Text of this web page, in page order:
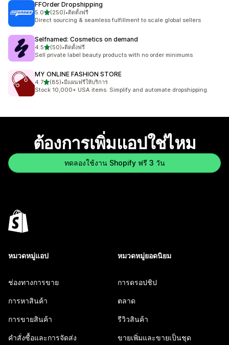
FFOrder Dropshipping
5.0เต็ม 5 ดาว
(250)
ทั้งหมด 250 รีวิว
•ติดตั้งฟรี
Direct sourcing & seamless fulfillment to scale global sellers
Selfnamed: Cosmetics on demand
4.5เต็ม 5 ดาว
(50)
ทั้งหมด 50 รีวิว
•ติดตั้งฟรี
Sell private label beauty products with no order minimums
MY ONLINE FASHION STORE
4.7เต็ม 5 ดาว
(85)
ทั้งหมด 85 รีวิว
•มีแผนฟรีให้บริการ
Stock 10,000+ USA items. Simplify and automate dropshipping.
ต้องการเพิ่มแอปใช่ไหม
ทดลองใช้งาน Shopify ฟรี 3 วัน
หมวดหมู่แอป
ช่องทางการขาย
การหาสินค้า
การขายสินค้า
คำสั่งซื้อและการจัดส่ง
หมวดหมู่ยอดนิยม
การดรอปชิป
ตลาด
รีวิวสินค้า
ขายเพิ่มและขายเป็นชุด